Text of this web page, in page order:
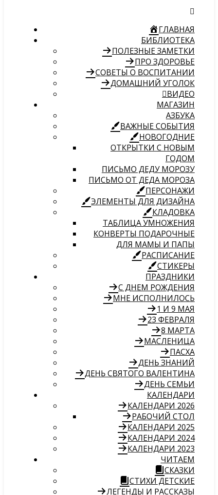
ГЛАВНАЯ
БИБЛИОТЕКА
ПОЛЕЗНЫЕ ЗАМЕТКИ
ПРО ЗДОРОВЬЕ
СОВЕТЫ О ВОСПИТАНИИ
ДОМАШНИЙ УГОЛОК
ВИДЕО
МАГАЗИН
АЗБУКА
ВАЖНЫЕ СОБЫТИЯ
НОВОГОДНИЕ
ОТКРЫТКИ С НОВЫМ
ГОДОМ
ПИСЬМО ДЕДУ МОРОЗУ
ПИСЬМО ОТ ДЕДА МОРОЗА
ПЕРСОНАЖИ
ЭЛЕМЕНТЫ ДЛЯ ДИЗАЙНА
КЛАДОВКА
ТАБЛИЦА УМНОЖЕНИЯ
КОНВЕРТЫ ПОДАРОЧНЫЕ
ДЛЯ МАМЫ И ПАПЫ
РАСПИСАНИЕ
СТИКЕРЫ
ПРАЗДНИКИ
С ДНЕМ РОЖДЕНИЯ
МНЕ ИСПОЛНИЛОСЬ
1 И 9 МАЯ
23 ФЕВРАЛЯ
8 МАРТА
МАСЛЕНИЦА
ПАСХА
ДЕНЬ ЗНАНИЙ
ДЕНЬ СВЯТОГО ВАЛЕНТИНА
ДЕНЬ СЕМЬИ
КАЛЕНДАРИ
КАЛЕНДАРИ 2026
РАБОЧИЙ СТОЛ
КАЛЕНДАРИ 2025
КАЛЕНДАРИ 2024
КАЛЕНДАРИ 2023
ЧИТАЕМ
СКАЗКИ
СТИХИ ДЕТСКИЕ
ЛЕГЕНДЫ И РАССКАЗЫ